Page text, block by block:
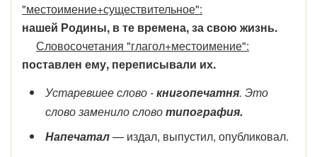
"местоимение+существительное":
нашей Родины, в те времена, за свою жизнь.
Словосочетания "глагол+местоимение":
поставлен ему, переписывали их.
Устаревшее слово -книгопечатня. Это
слово заменило словотипография.
Напечатал— издал, выпустил, опубликовал.